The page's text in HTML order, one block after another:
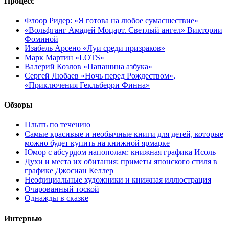
Флоор Ридер: «Я готова на любое сумасшествие»
«Вольфганг Амадей Моцарт. Светлый ангел» Виктории
Фоминой
Изабель Арсено «Луи среди призраков»
Марк Мартин «LOTS»
Валерий Козлов «Папашина азбука»
Сергей Любаев «Ночь перед Рождеством»,
«Приключения Гекльберри Финна»
Обзоры
Плыть по течению
Самые красивые и необычные книги для детей, которые
можно будет купить на книжной ярмарке
Юмор с абсурдом напополам: книжная графика Исоль
Духи и места их обитания: приметы японского стиля в
графике Джосиан Келлер
Неофициальные художники и книжная иллюстрация
Очарованный тоской
Однажды в сказке
Интервью